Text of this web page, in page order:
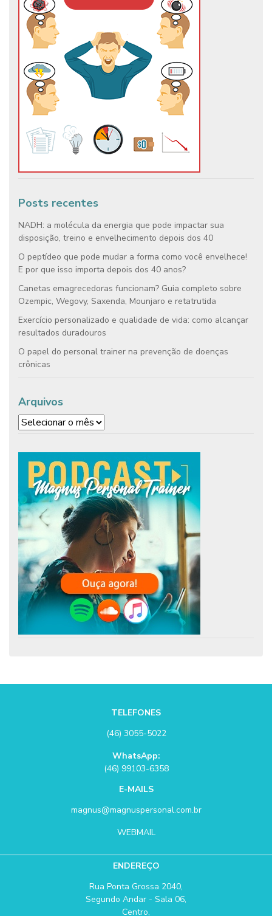
Posts recentes
NADH: a molécula da energia que pode impactar sua
disposição, treino e envelhecimento depois dos 40
O peptídeo que pode mudar a forma como você envelhece!
E por que isso importa depois dos 40 anos?
Canetas emagrecedoras funcionam? Guia completo sobre
Ozempic, Wegovy, Saxenda, Mounjaro e retatrutida
Exercício personalizado e qualidade de vida: como alcançar
resultados duradouros
O papel do personal trainer na prevenção de doenças
crônicas
Arquivos
Arquivos
TELEFONES
(46) 3055-5022
WhatsApp:
(46) 99103-6358
E-MAILS
magnus@magnuspersonal.com.br
WEBMAIL
ENDEREÇO
Rua Ponta Grossa 2040,
Segundo Andar - Sala 06,
Centro,